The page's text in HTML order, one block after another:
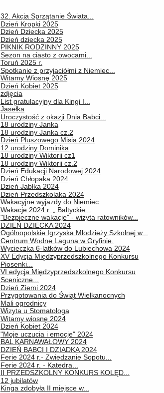
32. Akcja Sprzątanie Świata...
Dzień Kropki 2025
Dzień Dziecka 2025
Dzień dziecka 2025
PIKNIK RODZINNY 2025
Sezon na ciasto z owocami...
Toruń 2025 r.
Spotkanie z przyjaciółmi z Niemiec...
Witamy Wiosnę 2025
Dzień Kobiet 2025
zdjęcia
List gratulacyjny dla Kingi I...
Jasełka
Uroczystość z okazji Dnia Babci...
18 urodziny Janka
18 urodziny Janka cz.2
Dzień Pluszowego Misia 2024
12 urodziny Dominika
18 urodziny Wiktorii cz1
18 urodziny Wiktorii cz.2
Dzień Edukacji Narodowej 2024
Dzień Chłopaka 2024
Dzień Jabłka 2024
Dzień Przedszkolaka 2024
Wakacyjne wyjazdy do Niemiec
Wakacje 2024 r. „ Bałtyckie...
"Bezpieczne wakacje" - wizyta ratowników...
DZIEŃ DZIECKA 2024
Ogólnopolskie Igrzyska Młodzieży Szkolnej w...
Centrum Wodne Laguna w Gryfinie.
Wycieczka 6-latków do Lubiechowa 2024
XV Edycja Międzyprzedszkolnego Konkursu
Piosenki...
VI edycja Międzyprzedszkolnego Konkursu
Sceniczne...
Dzień Ziemi 2024
Przygotowania do Świąt Wielkanocnych
Mali ogrodnicy
Wizyta u Stomatologa
Witamy wiosnę 2024
Dzień Kobiet 2024
"Moje uczucia i emocje" 2024
BAL KARNAWAŁOWY 2024
DZIEŃ BABCI I DZIADKA 2024
Ferie 2024 r.- Zwiedzanie Sopotu...
Ferie 2024 r. - Katedra...
II PRZEDSZKOLNY KONKURS KOLĘD...
12 jubilatów
Kinga zdobyła II miejsce w...